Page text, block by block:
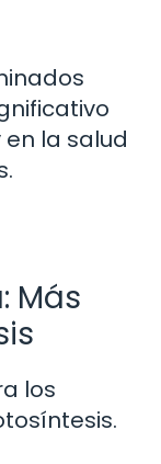
la salud
Más
los